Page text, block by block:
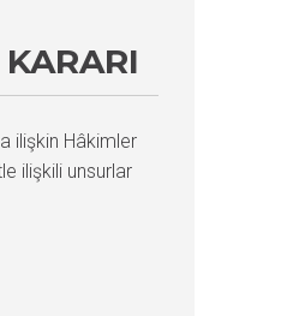
ilişkin Hâkimler
ilişkili unsurlar